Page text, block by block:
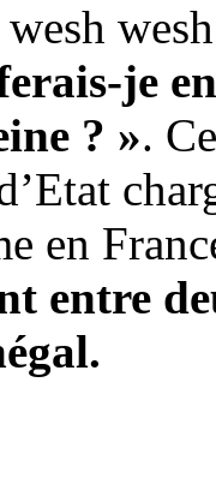
wesh
je
? ».
en
entre